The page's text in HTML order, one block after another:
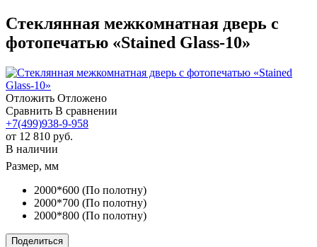
Стеклянная межкомнатная дверь с
фотопечатью «Stained Glass-10»
Отложить Отложено
Сравнить В сравнении
+7(499)938-9-958
от 12 810 руб.
В наличии
Размер, мм
2000*600 (По полотну)
2000*700 (По полотну)
2000*800 (По полотну)
Поделиться